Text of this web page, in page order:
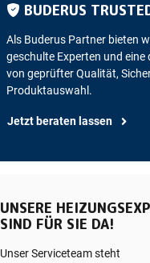
BUDERUS
Als Buderus Partner bieten
geschulte Experten und
von geprüfter Qualität,
Produktauswahl.
Jetzt beraten lassen
UNSERE
SIND FÜR SIE DA!
Unser Serviceteam steht